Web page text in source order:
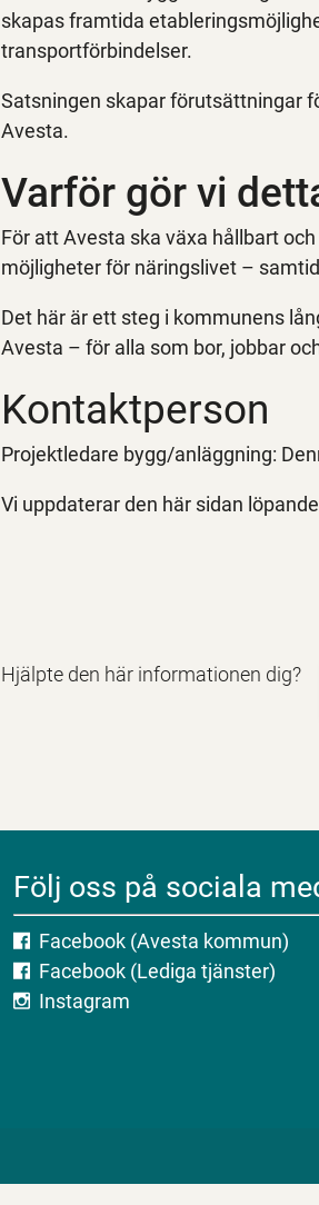
skapas framtida
transportförbindelser.
Satsningen skapar förutsättningar
Avesta.
Varför gör vi
För att Avesta ska växa hållbart
möjligheter för näringslivet –
Det här är ett steg i kommunens
Avesta – för alla som bor, jobbar
Kontaktperson
Projektledare bygg/anläggning:
Vi uppdaterar den här sidan
Hjälpte den här informationen dig?
Följ oss på sociala
Facebook (Avesta kommun)
Facebook (Lediga tjänster)
Instagram